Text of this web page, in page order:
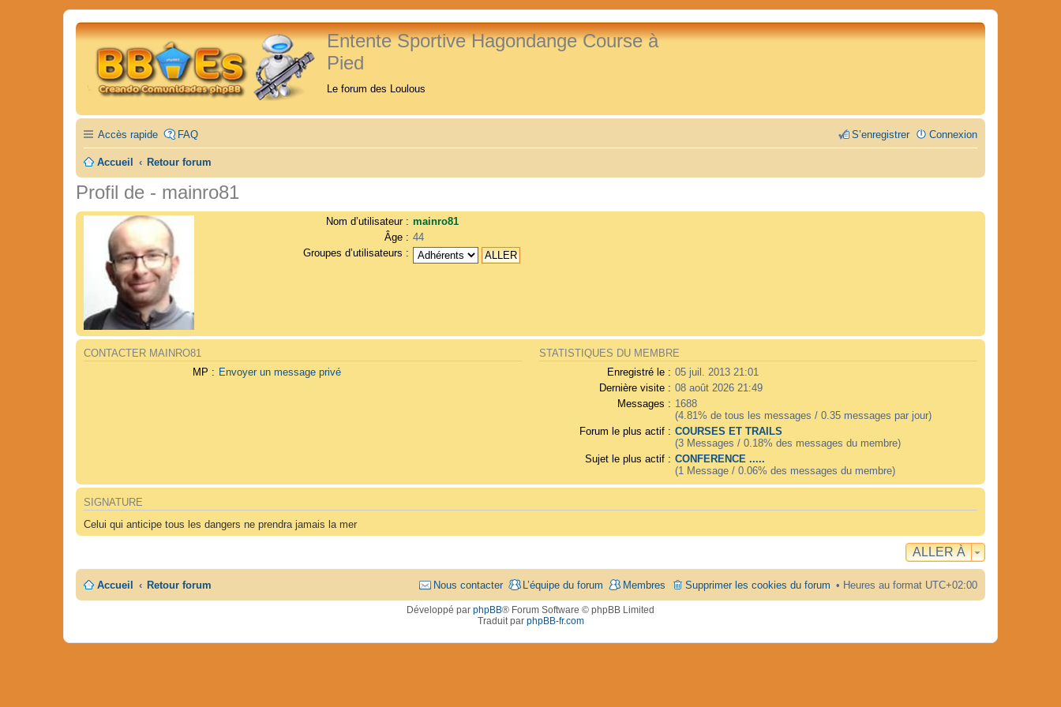
Entente Sportive Hagondange Course à
Pied
Le forum des Loulous
Accès rapide FAQ Connexion
S’enregistrer
Accueil Retour forum
Profil de - mainro81
Nom d’utilisateur : mainro81
Âge : 44
Groupes d’utilisateurs :
CONTACTER MAINRO81
MP : Envoyer un message privé
STATISTIQUES DU MEMBRE
Enregistré le : 05 juil. 2013 21:01
Dernière visite : 08 août 2026 21:49
Messages : 1688
(4.81% de tous les messages / 0.35 messages par jour)
Forum le plus actif : COURSES ET TRAILS
(3 Messages / 0.18% des messages du membre)
Sujet le plus actif : CONFERENCE .....
(1 Message / 0.06% des messages du membre)
SIGNATURE
Celui qui anticipe tous les dangers ne prendra jamais la mer
ALLER À
Accueil Retour forum Heures au format UTC+02:00
Supprimer les cookies du forum
Membres
L’équipe du forum
Nous contacter
Développé par phpBB® Forum Software © phpBB Limited
Traduit par phpBB-fr.com